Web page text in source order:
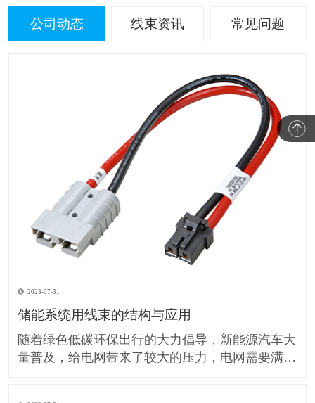
公司动态 线束资讯 常见问题
2023-07-31
储能系统用线束的结构与应用
随着绿色低碳环保出行的大力倡导，新能源汽车大
量普及，给电网带来了较大的压力，电网需要满足